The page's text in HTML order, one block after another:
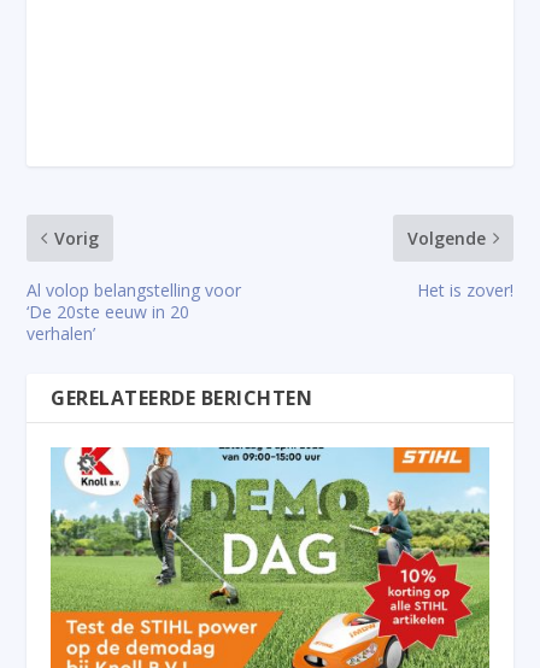
Vorig
Al volop belangstelling voor
‘De 20ste eeuw in 20
verhalen’
Volgende
Het is zover!
GERELATEERDE BERICHTEN